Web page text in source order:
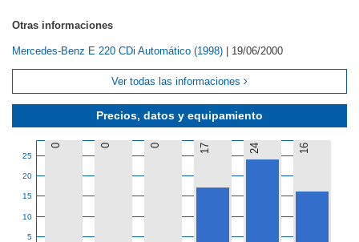
Precios, datos y equipamiento
5
10
15
20
25
0 0 0 17 24 16
Otras informaciones
Mercedes-Benz E 220 CDi Automático (1998) 19/06/2000
Ver todas las informaciones